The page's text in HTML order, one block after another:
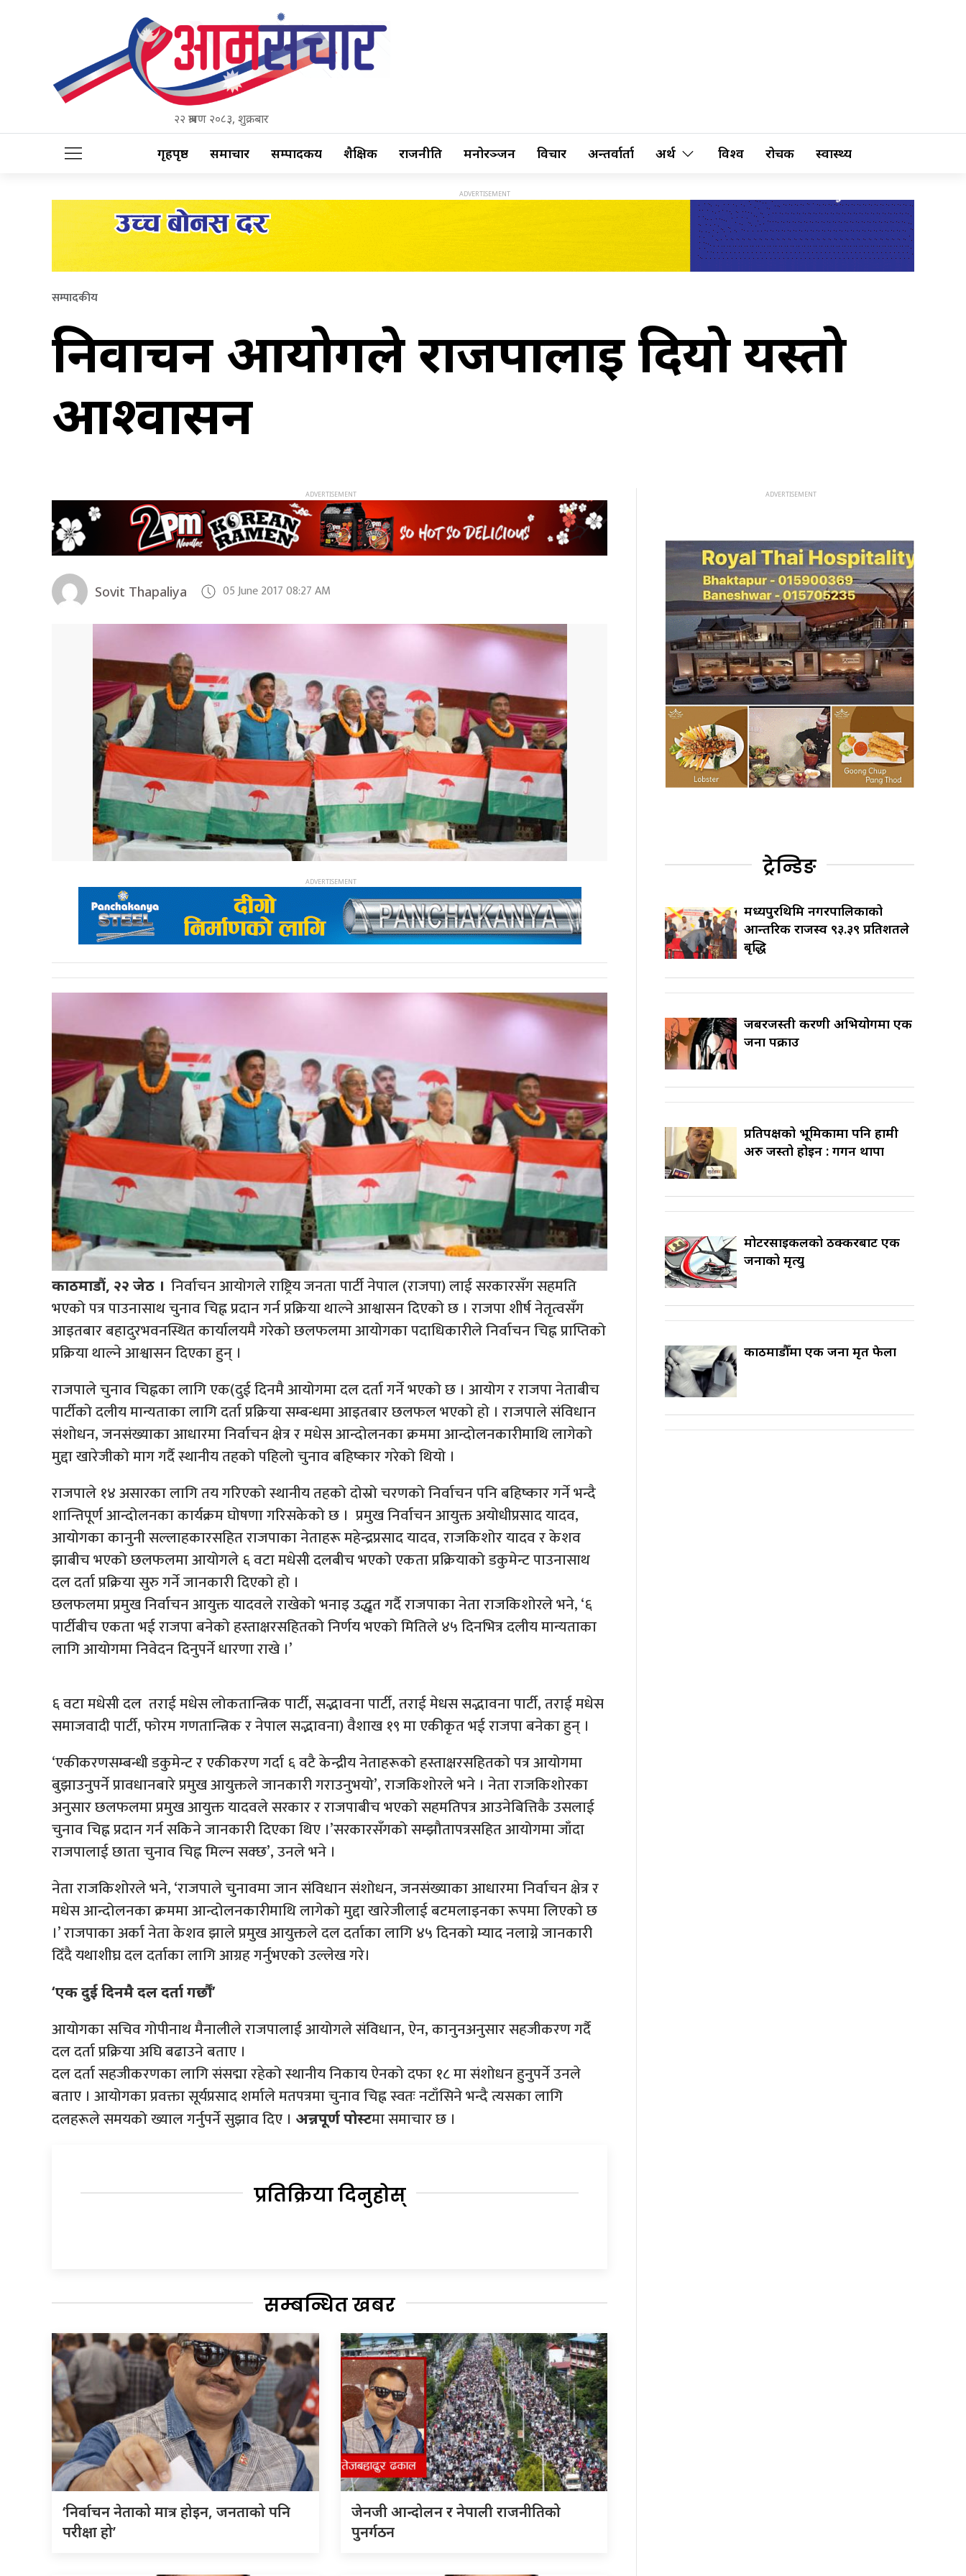
२२ श्रावण २०८३, शुक्रबार
गृहपृष्ठ समाचार सम्पादकीय शैक्षिक राजनीति मनोरञ्जन विचार अन्तर्वार्ता अर्थ विश्व रोचक स्वास्थ्य
सम्पादकीय
निर्वाचन आयोगले राजपालाई दियो यस्तो
आश्वासन
Sovit Thapaliya 05 June 2017 08:27 AM
काठमाडौं, २२ जेठ । निर्वाचन आयोगले राष्ट्रिय जनता पार्टी नेपाल (राजपा) लाई सरकारसँग सहमति
भएको पत्र पाउनासाथ चुनाव चिह्न प्रदान गर्न प्रक्रिया थाल्ने आश्वासन दिएको छ । राजपा शीर्ष नेतृत्वसँग
आइतबार बहादुरभवनस्थित कार्यालयमै गरेको छलफलमा आयोगका पदाधिकारीले निर्वाचन चिह्न प्राप्तिको
प्रक्रिया थाल्ने आश्वासन दिएका हुन् ।
राजपाले चुनाव चिह्नका लागि एक(दुई दिनमै आयोगमा दल दर्ता गर्ने भएको छ । आयोग र राजपा नेताबीच
पार्टीको दलीय मान्यताका लागि दर्ता प्रक्रिया सम्बन्धमा आइतबार छलफल भएको हो । राजपाले संविधान
संशोधन, जनसंख्याका आधारमा निर्वाचन क्षेत्र र मधेस आन्दोलनका क्रममा आन्दोलनकारीमाथि लागेको
मुद्दा खारेजीको माग गर्दै स्थानीय तहको पहिलो चुनाव बहिष्कार गरेको थियो ।
राजपाले १४ असारका लागि तय गरिएको स्थानीय तहको दोस्रो चरणको निर्वाचन पनि बहिष्कार गर्ने भन्दै
शान्तिपूर्ण आन्दोलनका कार्यक्रम घोषणा गरिसकेको छ । प्रमुख निर्वाचन आयुक्त अयोधीप्रसाद यादव,
आयोगका कानुनी सल्लाहकारसहित राजपाका नेताहरू महेन्द्रप्रसाद यादव, राजकिशोर यादव र केशव
झाबीच भएको छलफलमा आयोगले ६ वटा मधेसी दलबीच भएको एकता प्रक्रियाको डकुमेन्ट पाउनासाथ
दल दर्ता प्रक्रिया सुरु गर्ने जानकारी दिएको हो ।
छलफलमा प्रमुख निर्वाचन आयुक्त यादवले राखेको भनाइ उद्धृत गर्दै राजपाका नेता राजकिशोरले भने, ‘६
पार्टीबीच एकता भई राजपा बनेको हस्ताक्षरसहितको निर्णय भएको मितिले ४५ दिनभित्र दलीय मान्यताका
लागि आयोगमा निवेदन दिनुपर्ने धारणा राखे ।’
६ वटा मधेसी दल तराई मधेस लोकतान्त्रिक पार्टी, सद्भावना पार्टी, तराई मेधस सद्भावना पार्टी, तराई मधेस
समाजवादी पार्टी, फोरम गणतान्त्रिक र नेपाल सद्भावना) वैशाख १९ मा एकीकृत भई राजपा बनेका हुन् ।
‘एकीकरणसम्बन्धी डकुमेन्ट र एकीकरण गर्दा ६ वटै केन्द्रीय नेताहरूको हस्ताक्षरसहितको पत्र आयोगमा
बुझाउनुपर्ने प्रावधानबारे प्रमुख आयुक्तले जानकारी गराउनुभयो’, राजकिशोरले भने । नेता राजकिशोरका
अनुसार छलफलमा प्रमुख आयुक्त यादवले सरकार र राजपाबीच भएको सहमतिपत्र आउनेबित्तिकै उसलाई
चुनाव चिह्न प्रदान गर्न सकिने जानकारी दिएका थिए ।’सरकारसँगको सम्झौतापत्रसहित आयोगमा जाँदा
राजपालाई छाता चुनाव चिह्न मिल्न सक्छ’, उनले भने ।
नेता राजकिशोरले भने, ‘राजपाले चुनावमा जान संविधान संशोधन, जनसंख्याका आधारमा निर्वाचन क्षेत्र र
मधेस आन्दोलनका क्रममा आन्दोलनकारीमाथि लागेको मुद्दा खारेजीलाई बटमलाइनका रूपमा लिएको छ
।’ राजपाका अर्का नेता केशव झाले प्रमुख आयुक्तले दल दर्ताका लागि ४५ दिनको म्याद नलाग्ने जानकारी
दिँदै यथाशीघ्र दल दर्ताका लागि आग्रह गर्नुभएको उल्लेख गरे।
‘एक दुई दिनमै दल दर्ता गर्छौं’
आयोगका सचिव गोपीनाथ मैनालीले राजपालाई आयोगले संविधान, ऐन, कानुनअनुसार सहजीकरण गर्दै
दल दर्ता प्रक्रिया अघि बढाउने बताए ।
दल दर्ता सहजीकरणका लागि संसद्मा रहेको स्थानीय निकाय ऐनको दफा १८ मा संशोधन हुनुपर्ने उनले
बताए । आयोगका प्रवक्ता सूर्यप्रसाद शर्माले मतपत्रमा चुनाव चिह्न स्वतः नटाँसिने भन्दै त्यसका लागि
दलहरूले समयको ख्याल गर्नुपर्ने सुझाव दिए । अन्नपूर्ण पोस्टमा समाचार छ ।
प्रतिक्रिया दिनुहोस्
सम्बन्धित खबर
‘निर्वाचन नेताको मात्र होइन, जनताको पनि
परीक्षा हो’
जेनजी आन्दोलन र नेपाली राजनीतिको
पुनर्गठन
ट्रेन्डिङ
मध्यपुरथिमि नगरपालिकाको
आन्तरिक राजस्व ९३.३९ प्रतिशतले
बृद्धि
जबरजस्ती करणी अभियोगमा एक
जना पक्राउ
प्रतिपक्षको भूमिकामा पनि हामी
अरु जस्तो होइन : गगन थापा
मोटरसाइकलको ठक्करबाट एक
जनाको मृत्यु
काठमाडौँमा एक जना मृत फेला